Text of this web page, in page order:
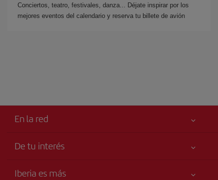
Conciertos, teatro, festivales, danza... Déjate inspirar por los
mejores eventos del calendario y reserva tu billete de avión
En la red
De tu interés
Iberia es más